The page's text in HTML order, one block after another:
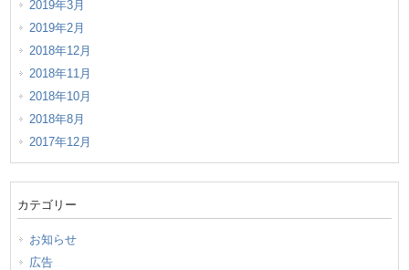
2019年3月
2019年2月
2018年12月
2018年11月
2018年10月
2018年8月
2017年12月
カテゴリー
お知らせ
広告